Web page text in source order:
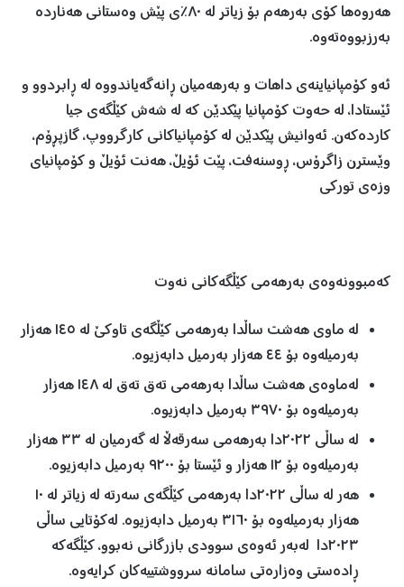
هەروەها کۆی بەرهەم بۆ زیاتر لە ٨٠٪ی پێش وەستانی هەناردە
بەرزبووەتەوە.
ئەو کۆمپانیاینەی داهات و بەرهەمیان ڕانەگەیاندووە لە ڕابردوو و
ئێستادا، لە حەوت کۆمپانیا پێکدێن کە لە شەش کێڵگەی جیا
کاردەکەن. ئەوانیش پێکدێن لە کۆمپانیاکانی کارگرووپ، گازپڕۆم،
وێسترن زاگرۆس، ڕوسنەفت، پێت ئۆیڵ، هەنت ئۆیڵ و کۆمپانیای
وزەی تورکی
کەمبوونەوەی بەرهەمی کێڵگەکانی نەوت
لە ماوی هەشت ساڵدا بەرهەمی کێڵگەی تاوکێ لە ١٤٥ هەزار
بەرمیلەوە بۆ ٤٤ هەزار بەرمیل دابەزیوە.
لەماوەی هەشت ساڵدا بەرهەمی تەق تەق لە ١٤٨ هەزار
بەرمیلەوە بۆ ٣٩٧٠ بەرمیل دابەزیوە.
لە ساڵی ٢٠٢٢دا بەرهەمی سەرقەڵا لە گەرمیان لە ٣٣ هەزار
بەرمیلەوە بۆ ١٢ هەزار و ئێستا بۆ ٩٢٠٠ بەرمیل دابەزیوە.
هەر لە ساڵی ٢٠٢٢دا بەرهەمی کێڵگەی سەرتە لە زیاتر لە ١٠
هەزار بەرمیلەوە بۆ ٣١٦٠ بەرمیل دابەزیوە. لەکۆتایی ساڵی
٢٠٢٣دا لەبەر ئەوەی سوودی بازرگانی نەبوو، کێڵگەکە
ڕادەستی وەزارەتی سامانە سرووشتییەکان کرایەوە.